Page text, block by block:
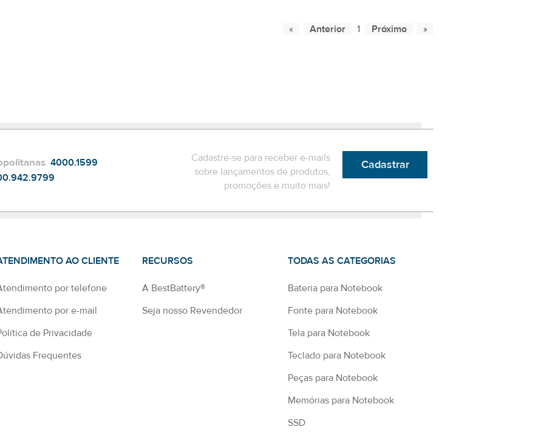
1
Cadastre-se para receber e-mails
sobre lançamentos de produtos,
promoções e muito mais!
Cadastrar
: 4000.1599
AO CLIENTE
por telefone
por e-mail
de Privacidade
Frequentes
RECURSOS
A BestBattery®
Seja nosso Revendedor
TODAS AS CATEGORIAS
Bateria para Notebook
Fonte para Notebook
Tela para Notebook
Teclado para Notebook
Peças para Notebook
Memórias para Notebook
SSD